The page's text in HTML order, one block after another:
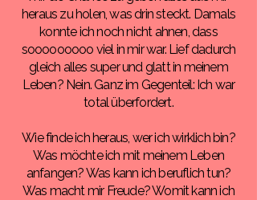
heraus zu holen, was drin steckt. Damals
konnte ich noch nicht ahnen, dass
sooooooooo viel in mir war. Lief dadurch
gleich alles super und glatt in meinem
Leben? Nein. Ganz im Gegenteil: Ich war
total überfordert.
Wie finde ich heraus, wer ich wirklich bin?
Was möchte ich mit meinem Leben
anfangen? Was kann ich beruflich tun?
Was macht mir Freude? Womit kann ich